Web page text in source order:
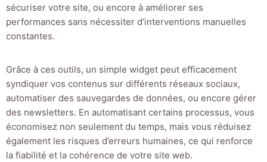
sécuriser votre site, ou encore à améliorer ses
performances sans nécessiter d’interventions manuelles
constantes.
Grâce à ces outils, un simple widget peut efficacement
syndiquer vos contenus sur différents réseaux sociaux,
automatiser des sauvegardes de données, ou encore gérer
des newsletters. En automatisant certains processus, vous
économisez non seulement du temps, mais vous réduisez
également les risques d’erreurs humaines, ce qui renforce
la fiabilité et la cohérence de votre site web.